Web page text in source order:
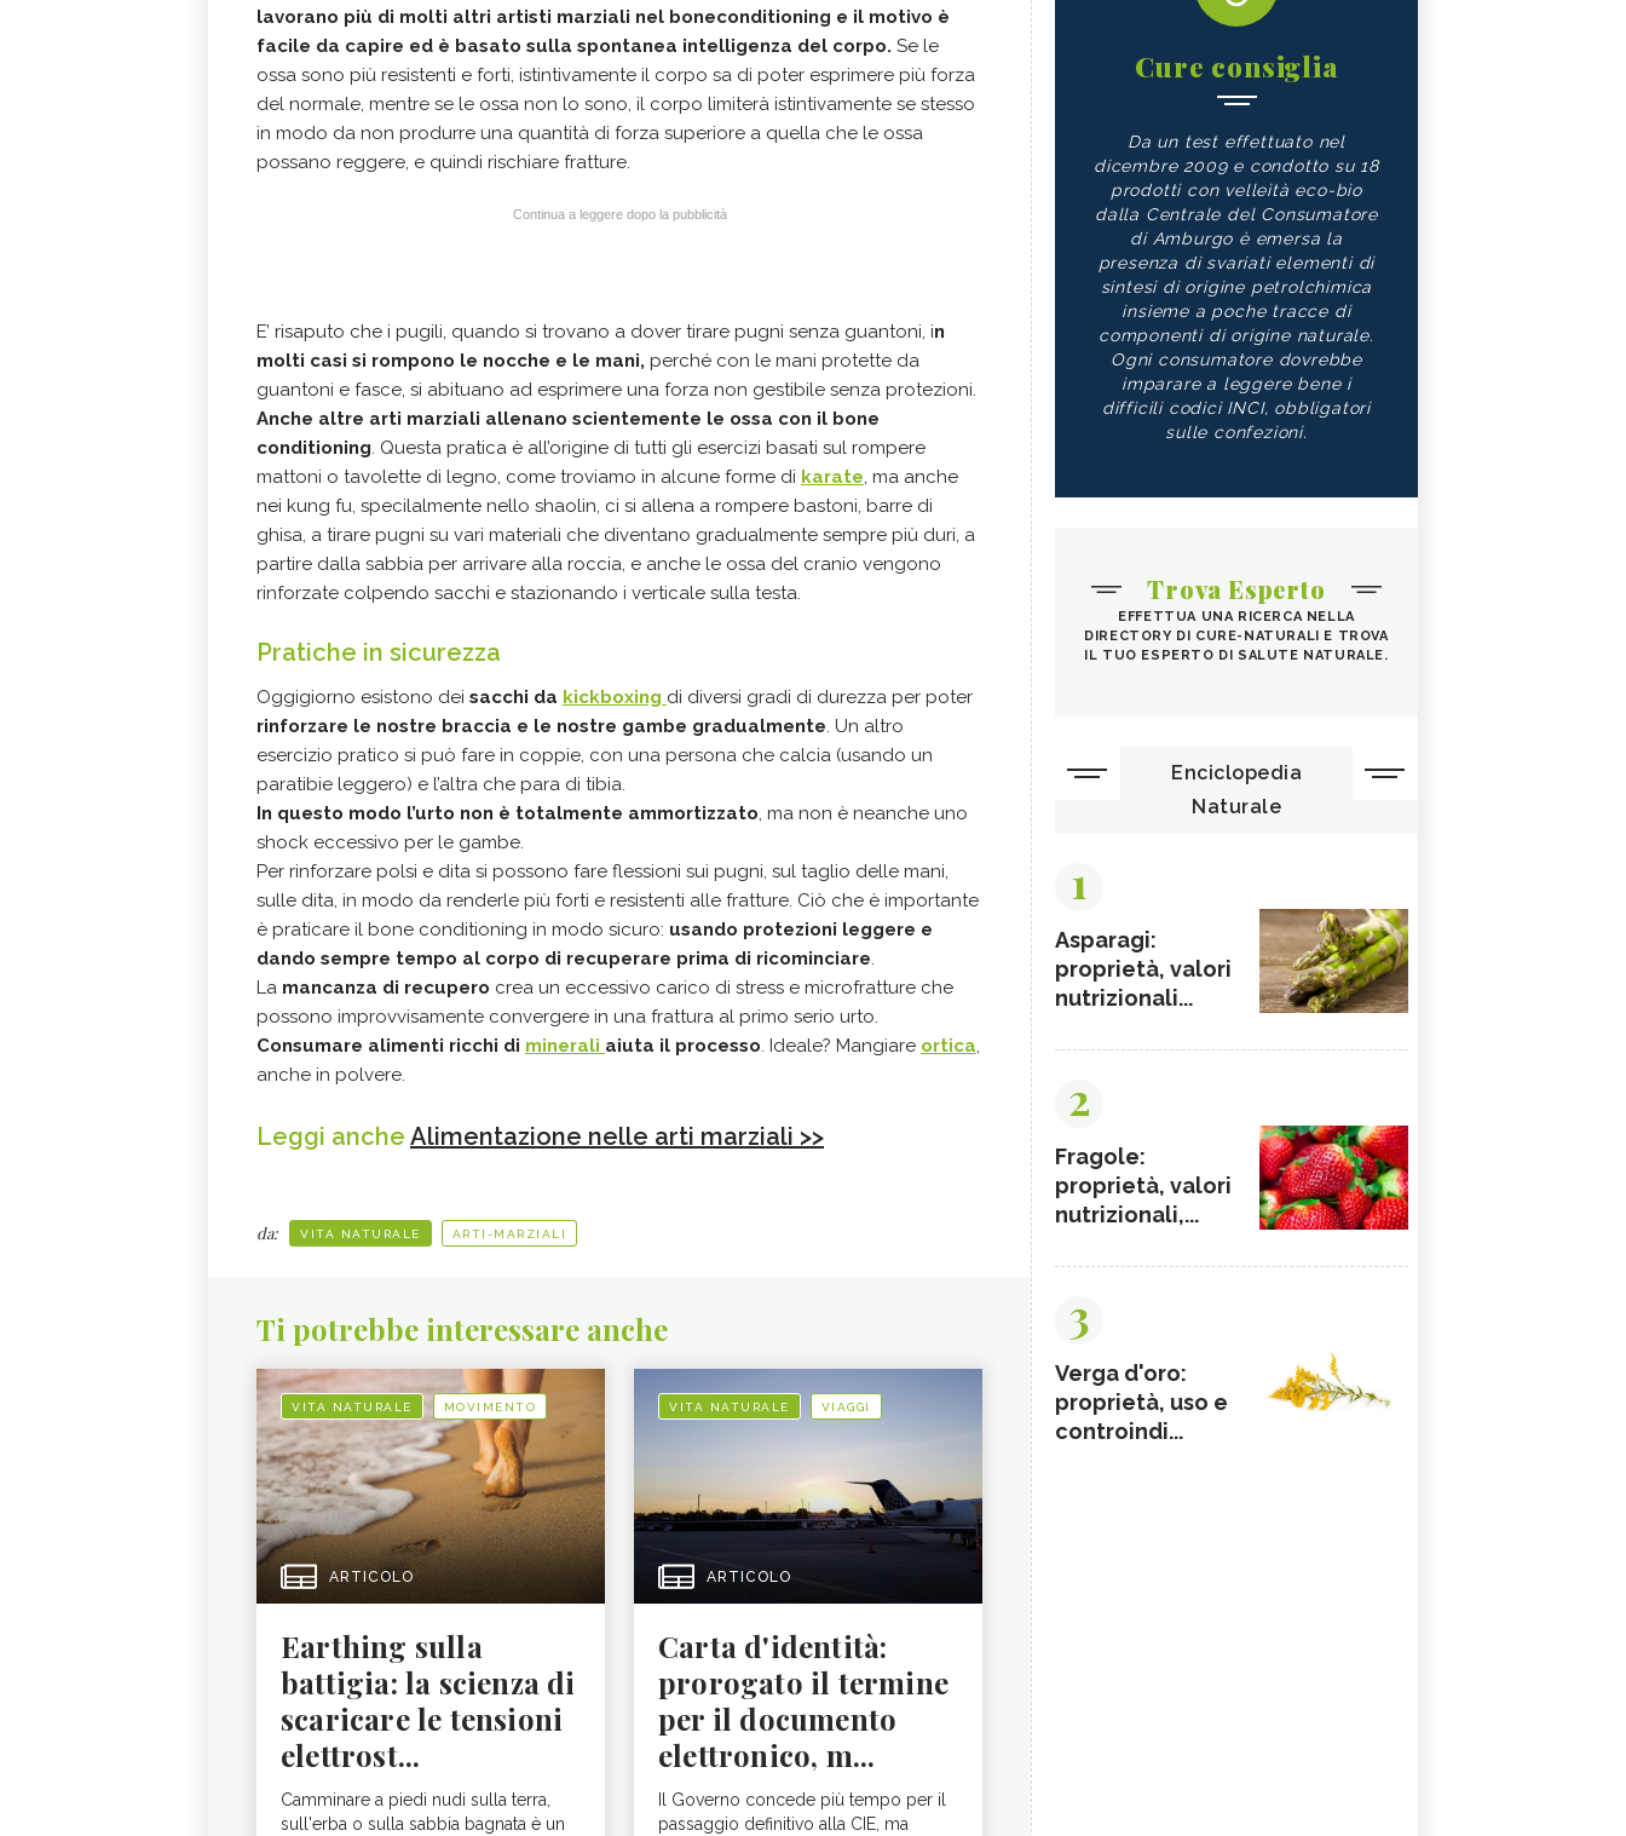
lavorano più di molti altri artisti marziali nel boneconditioning e il motivo è
facile da capire ed è basato sulla spontanea intelligenza del corpo. Se le
ossa sono più resistenti e forti, istintivamente il corpo sa di poter esprimere più forza
del normale, mentre se le ossa non lo sono, il corpo limiterà istintivamente se stesso
in modo da non produrre una quantità di forza superiore a quella che le ossa
possano reggere, e quindi rischiare fratture.
Continua a leggere dopo la pubblicità
E’ risaputo che i pugili, quando si trovano a dover tirare pugni senza guantoni, in
molti casi si rompono le nocche e le mani, perché con le mani protette da
guantoni e fasce, si abituano ad esprimere una forza non gestibile senza protezioni.
Anche altre arti marziali allenano scientemente le ossa con il bone
conditioning. Questa pratica è all’origine di tutti gli esercizi basati sul rompere
mattoni o tavolette di legno, come troviamo in alcune forme di karate, ma anche
nei kung fu, specilalmente nello shaolin, ci si allena a rompere bastoni, barre di
ghisa, a tirare pugni su vari materiali che diventano gradualmente sempre più duri, a
partire dalla sabbia per arrivare alla roccia, e anche le ossa del cranio vengono
rinforzate colpendo sacchi e stazionando i verticale sulla testa.
Pratiche in sicurezza
Oggigiorno esistono dei sacchi da kickboxing di diversi gradi di durezza per poter
rinforzare le nostre braccia e le nostre gambe gradualmente. Un altro
esercizio pratico si può fare in coppie, con una persona che calcia (usando un
paratibie leggero) e l’altra che para di tibia.
In questo modo l’urto non è totalmente ammortizzato, ma non è neanche uno
shock eccessivo per le gambe.
Per rinforzare polsi e dita si possono fare flessioni sui pugni, sul taglio delle mani,
sulle dita, in modo da renderle più forti e resistenti alle fratture. Ciò che è importante
è praticare il bone conditioning in modo sicuro: usando protezioni leggere e
dando sempre tempo al corpo di recuperare prima di ricominciare.
La mancanza di recupero crea un eccessivo carico di stress e microfratture che
possono improvvisamente convergere in una frattura al primo serio urto.
Consumare alimenti ricchi di minerali aiuta il processo. Ideale? Mangiare ortica,
anche in polvere.
Leggi anche Alimentazione nelle arti marziali >>
da: VITA NATURALE ARTI-MARZIALI
Ti potrebbe interessare anche
VITA NATURALE MOVIMENTO
ARTICOLO
Earthing sulla
battigia: la scienza di
scaricare le tensioni
elettrost...
Camminare a piedi nudi sulla terra,
sull'erba o sulla sabbia bagnata è un
VITA NATURALE VIAGGI
ARTICOLO
Carta d'identità:
prorogato il termine
per il documento
elettronico, m...
Il Governo concede più tempo per il
passaggio definitivo alla CIE, ma
Cure consiglia
Da un test effettuato nel
dicembre 2009 e condotto su 18
prodotti con velleità eco-bio
dalla Centrale del Consumatore
di Amburgo è emersa la
presenza di svariati elementi di
sintesi di origine petrolchimica
insieme a poche tracce di
componenti di origine naturale.
Ogni consumatore dovrebbe
imparare a leggere bene i
difficili codici INCI, obbligatori
sulle confezioni.
Trova Esperto
EFFETTUA UNA RICERCA NELLA
DIRECTORY DI CURE-NATURALI E TROVA
IL TUO ESPERTO DI SALUTE NATURALE.
Enciclopedia
Naturale
1
Asparagi:
proprietà, valori
nutrizionali...
2
Fragole:
proprietà, valori
nutrizionali,...
3
Verga d'oro:
proprietà, uso e
controindi...